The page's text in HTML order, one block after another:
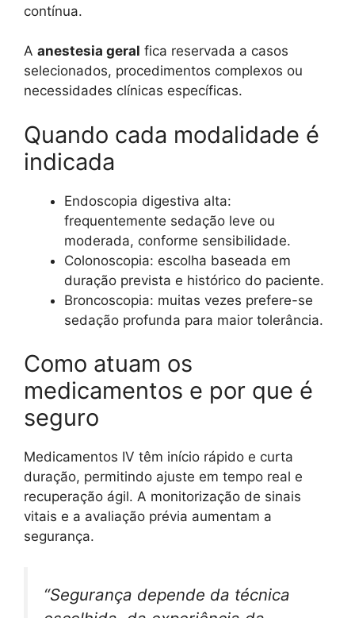
contínua.
A anestesia geral fica reservada a casos
selecionados, procedimentos complexos ou
necessidades clínicas específicas.
Quando cada modalidade é
indicada
Endoscopia digestiva alta:
frequentemente sedação leve ou
moderada, conforme sensibilidade.
Colonoscopia: escolha baseada em
duração prevista e histórico do paciente.
Broncoscopia: muitas vezes prefere-se
sedação profunda para maior tolerância.
Como atuam os
medicamentos e por que é
seguro
Medicamentos IV têm início rápido e curta
duração, permitindo ajuste em tempo real e
recuperação ágil. A monitorização de sinais
vitais e a avaliação prévia aumentam a
segurança.
“Segurança depende da técnica